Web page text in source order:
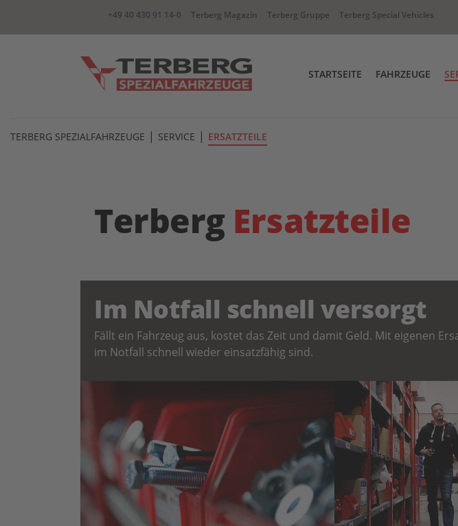
+49 40 430 91 14-0 Terberg Magazin Terberg Gruppe Terberg Special Vehicles
STARTSEITE FAHRZEUGE
YT Zugmaschine
TERBERG SPEZIALFAHRZEUGE | SERVICE | ERSATZTEILE
Terberg Ersatzteile
Im Notfall schnell versorgt
Fällt ein Fahrzeug aus, kostet das Zeit und damit Geld. Mit eigenen
im Notfall schnell wieder einsatzfähig sind.